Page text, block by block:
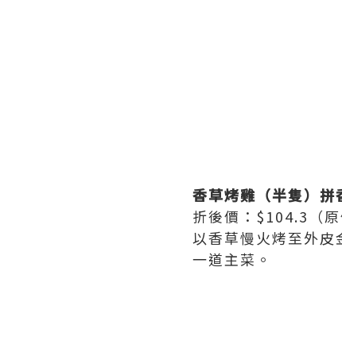
香草烤雞（半隻）拼
折後價：$104.3（原
以香草慢火烤至外
一道主菜。